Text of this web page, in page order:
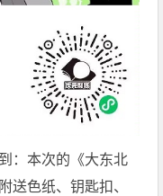
：本次的《大东北
送色纸、钥匙扣、